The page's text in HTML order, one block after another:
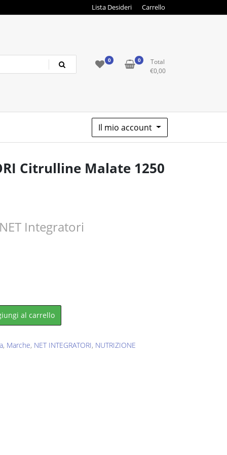
Lista Desideri Carrello
0 0
Total
€0,00
Il mio account
Citrulline Malate 1250
Integratori
al carrello
, Marche, NET INTEGRATORI, NUTRIZIONE